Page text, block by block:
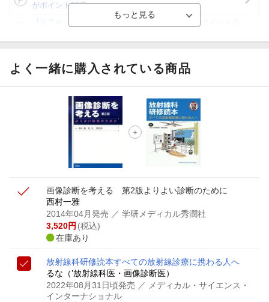
がポイント20倍
ト山分け
エントリー＆3,000円以上購入で無料データSIM（3GB/月プ
ラン）が当たる！
楽天モバイル紹介キャンペーンの拡散で300円OFFクーポン
よく一緒に購入されている商品
画像診断を考える 第2版よりよい診断のために
西村一雅
2014年04月発売 ／ 学研メディカル秀潤社
3,520円 (税込)
在庫あり
放射線科研修読本すべての放射線診療に携わる人へ
るな（’放射線科医・画像診断医）
2022年08月31日頃発売 ／ メディカル・サイエンス・
インターナショナル